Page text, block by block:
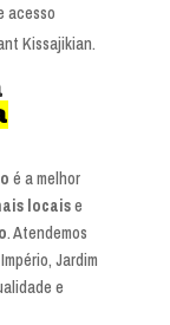
acesso
Kissajikian.
é a melhor
locaise
. Atendemos
Jardim
e